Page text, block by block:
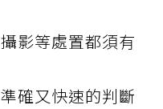
影等處置都須有
確又快速的判斷